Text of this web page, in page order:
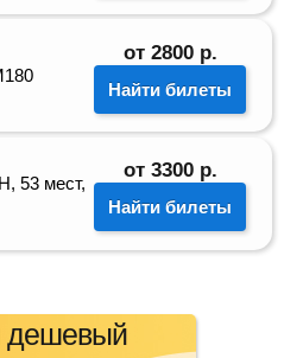
от 2800 р.
Найти билеты
53 мест,
от 3300 р.
Найти билеты